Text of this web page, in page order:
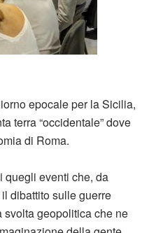
epocale per la Sicilia,
terra “occidentale” dove
di Roma.
quegli eventi che, da
dibattito sulle guerre
geopolitica che ne